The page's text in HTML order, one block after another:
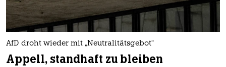
AfD droht wieder mit „Neutralitätsgebot“
Appell, standhaft zu bleiben